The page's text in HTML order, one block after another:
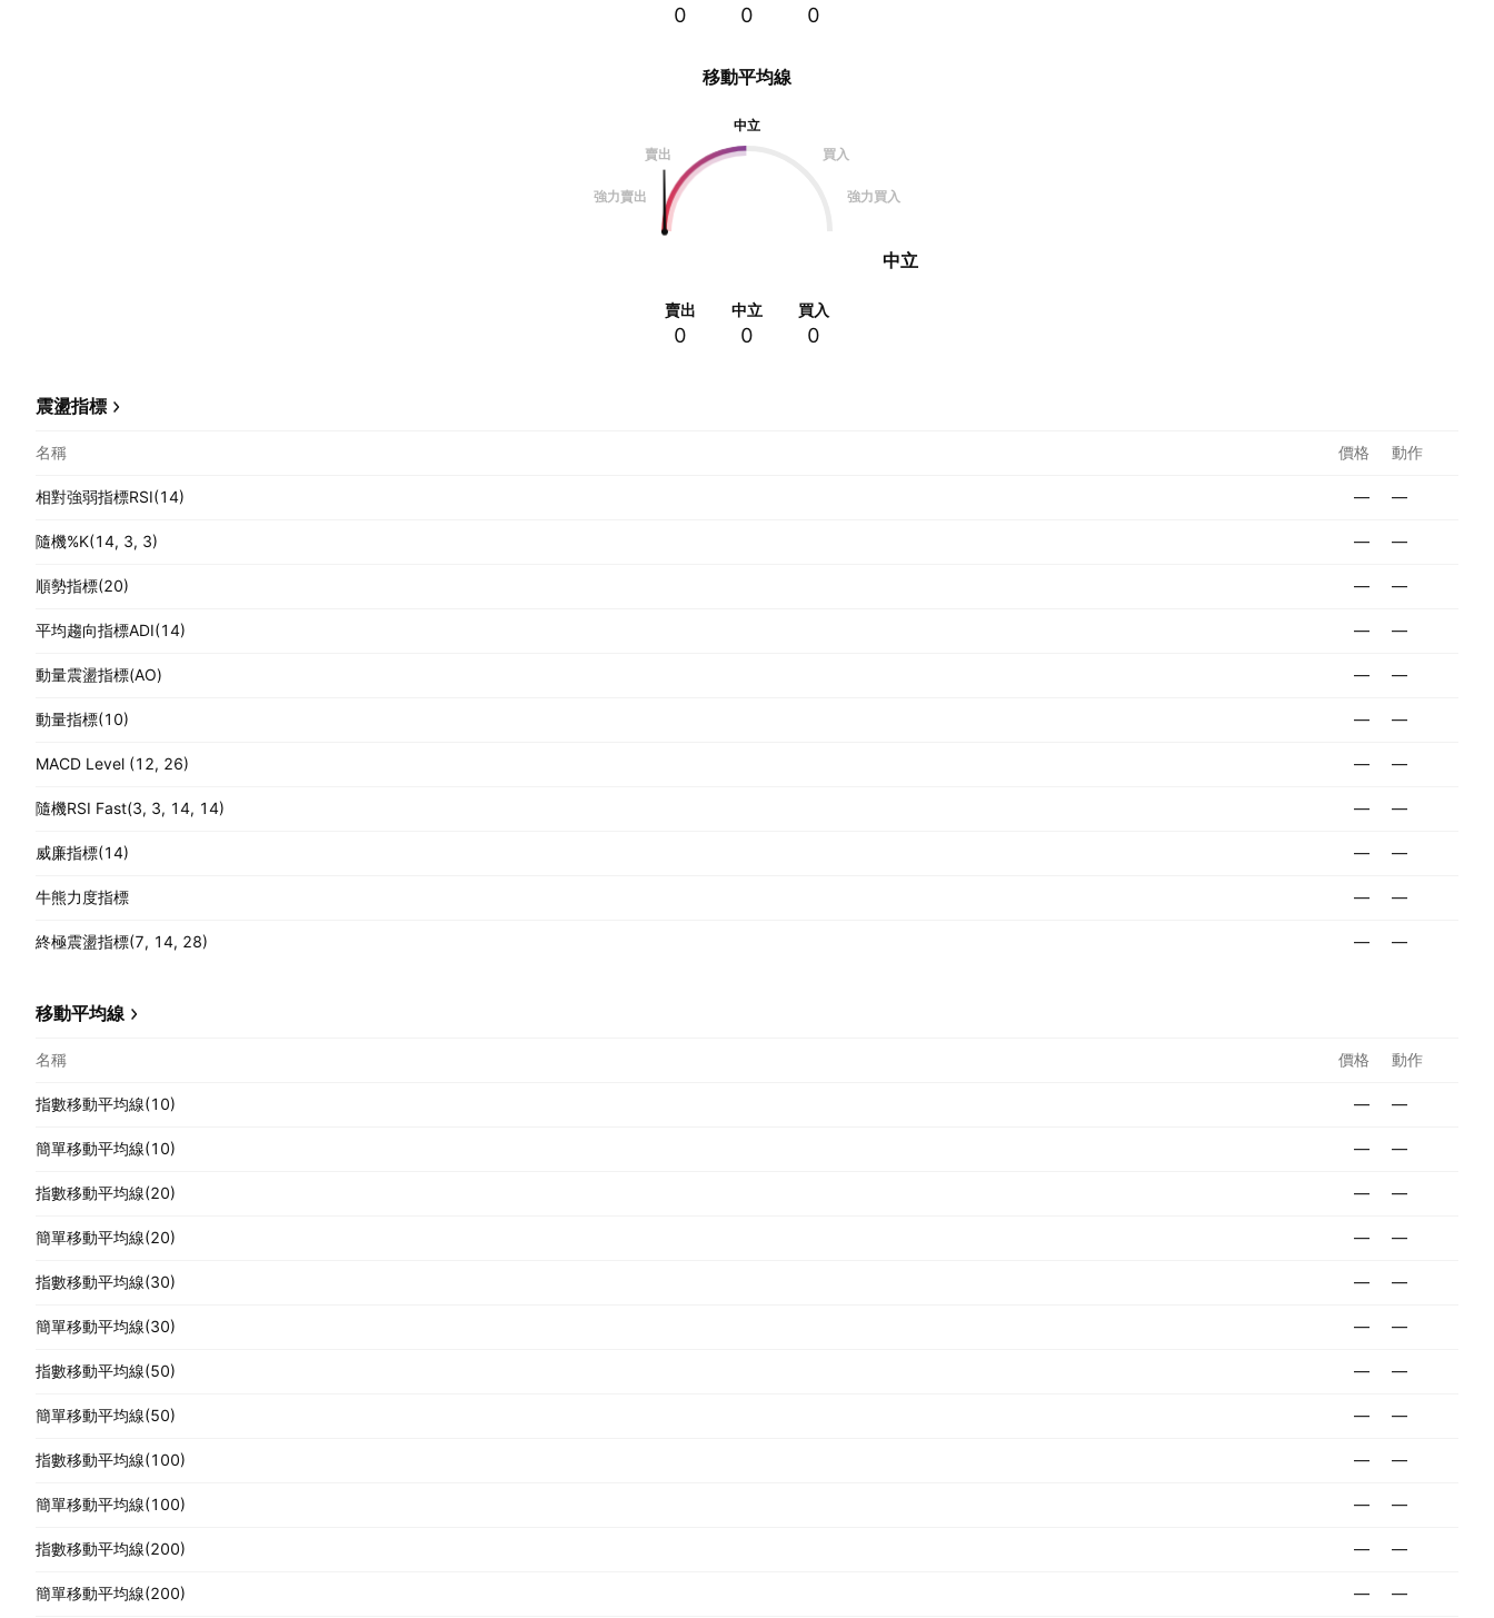
0 0 0
移動平均線
中立
賣出
買入
強力賣出 強力買入
中立
賣出
0
中立
0
買入
0
震盪指標
名稱 價格 動作
相對強弱指標RSI(14) — —
隨機%K(14, 3, 3) — —
順勢指標(20) — —
平均趨向指標ADI(14) — —
動量震盪指標(AO) — —
動量指標(10) — —
MACD Level (12, 26) — —
隨機RSI Fast(3, 3, 14, 14) — —
威廉指標(14) — —
牛熊力度指標 — —
終極震盪指標(7, 14, 28) — —
移動平均線
名稱 價格 動作
指數移動平均線(10) — —
簡單移動平均線(10) — —
指數移動平均線(20) — —
簡單移動平均線(20) — —
指數移動平均線(30) — —
簡單移動平均線(30) — —
指數移動平均線(50) — —
簡單移動平均線(50) — —
指數移動平均線(100) — —
簡單移動平均線(100) — —
指數移動平均線(200) — —
簡單移動平均線(200) — —